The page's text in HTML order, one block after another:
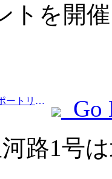
トを開
Prev:2025夏の旅行トレンドレポートリリース：親子の顧客ベースは60％以上を占めています
Go
路1号